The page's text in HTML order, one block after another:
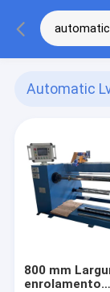
Automatic
800 mm
enrolamento